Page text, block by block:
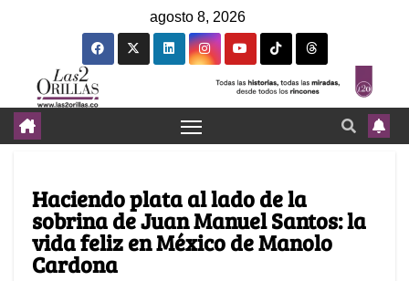
agosto 8, 2026
Haciendo plata al lado de la
sobrina de Juan Manuel Santos: la
vida feliz en México de Manolo
Cardona